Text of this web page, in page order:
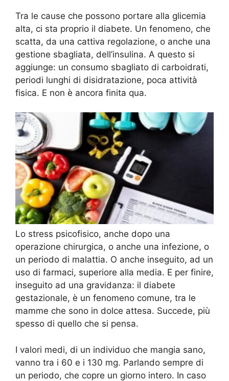
Tra le cause che possono portare alla glicemia
alta, ci sta proprio il diabete. Un fenomeno, che
scatta, da una cattiva regolazione, o anche una
gestione sbagliata, dell’insulina. A questo si
aggiunge: un consumo sbagliato di carboidrati,
periodi lunghi di disidratazione, poca attività
fisica. E non è ancora finita qua.
Lo stress psicofisico, anche dopo una
operazione chirurgica, o anche una infezione, o
un periodo di malattia. O anche inseguito, ad un
uso di farmaci, superiore alla media. E per finire,
inseguito ad una gravidanza: il diabete
gestazionale, è un fenomeno comune, tra le
mamme che sono in dolce attesa. Succede, più
spesso di quello che si pensa.
I valori medi, di un individuo che mangia sano,
vanno tra i 60 e i 130 mg. Parlando sempre di
un periodo, che copre un giorno intero. In caso